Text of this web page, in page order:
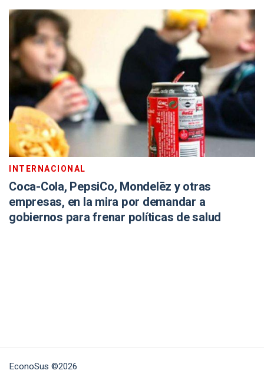
INTERNACIONAL
Coca-Cola, PepsiCo, Mondelēz y otras
empresas, en la mira por demandar a
gobiernos para frenar políticas de salud
EconoSus ©2026